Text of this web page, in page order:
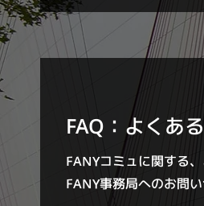
FAQ：よくあ
FANYコミュに関する
FANY事務局へのお問